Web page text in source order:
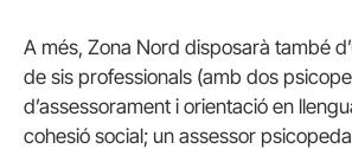
A més, Zona Nord disposarà també
de sis professionals (amb dos
d’assessorament i orientació en
cohesió social; un assessor